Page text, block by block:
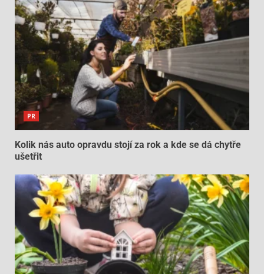
PR
Kolik nás auto opravdu stojí za rok a kde se dá chytře
ušetřit